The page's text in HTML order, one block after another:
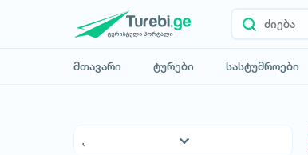
მთავარი ტურები სასტუმროები